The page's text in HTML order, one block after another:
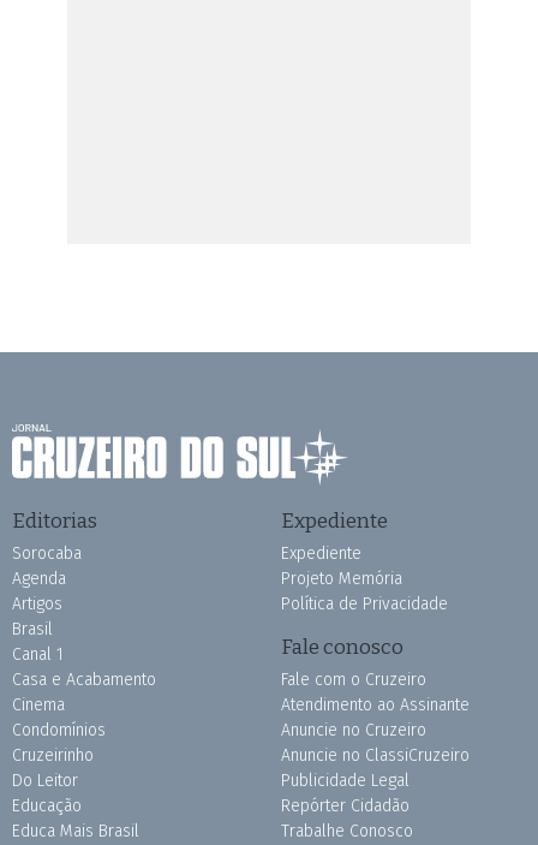
Editorias
Sorocaba
Agenda
Artigos
Brasil
Canal 1
Casa e Acabamento
Cinema
Condomínios
Cruzeirinho
Do Leitor
Educação
Educa Mais Brasil
Expediente
Expediente
Projeto Memória
Política de Privacidade
Fale conosco
Fale com o Cruzeiro
Atendimento ao Assinante
Anuncie no Cruzeiro
Anuncie no ClassiCruzeiro
Publicidade Legal
Repórter Cidadão
Trabalhe Conosco